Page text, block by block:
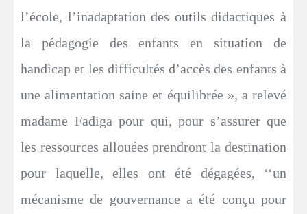
l’école, l’inadaptation des outils didactiques à
la pédagogie des enfants en situation de
handicap et les difficultés d’accès des enfants à
une alimentation saine et équilibrée », a relevé
madame Fadiga pour qui, pour s’assurer que
les ressources allouées prendront la destination
pour laquelle, elles ont été dégagées, ‘‘un
mécanisme de gouvernance a été conçu pour